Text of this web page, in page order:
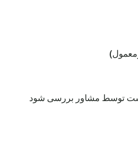
توسط مشاور بررسی شود